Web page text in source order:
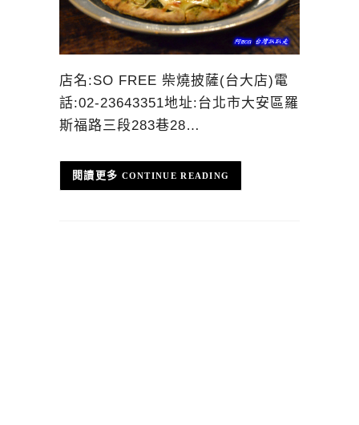
店名:SO FREE 柴燒披薩(台大店)電
話:02-23643351地址:台北市大安區羅
斯福路三段283巷28…
CONTINUE READING